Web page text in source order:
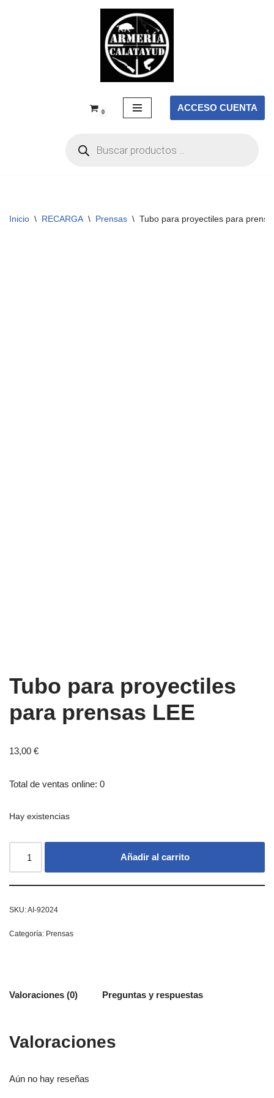
0 ACCESO CUENTA
Inicio \ RECARGA \ Prensas \ Tubo para proyectiles para
Tubo para proyectiles
para prensas LEE
13,00 €
Total de ventas online: 0
Hay existencias
Añadir al carrito
SKU:AI-92024
Categoría: Prensas
Valoraciones (0) Preguntas y respuestas
Valoraciones
Aún no hay reseñas